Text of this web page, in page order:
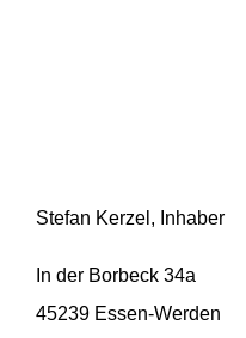
Stefan Kerzel, Inhaber
In der Borbeck 34a
45239 Essen-Werden